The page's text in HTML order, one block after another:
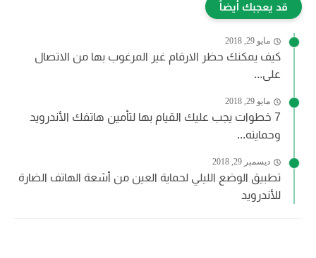
قد يعجبك أيضاً
مايو 29, 2018
كيف يمكنك حظر الارقام غير المرغوب بها من الاتصال
على...
مايو 29, 2018
7 خطوات يجب عليك القيام بها لتأمين هاتفك الأندرويد
وحمايته...
ديسمبر 29, 2018
تطبيق الوضع الليلي لحماية العين من أشعة الهاتف الضارة
للأندرويد